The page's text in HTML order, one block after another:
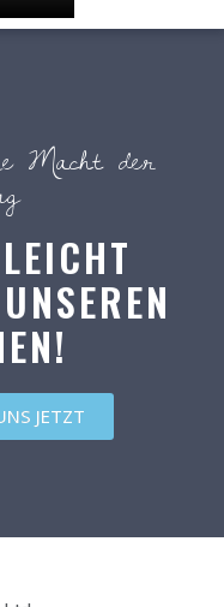
Macht der
JETZT